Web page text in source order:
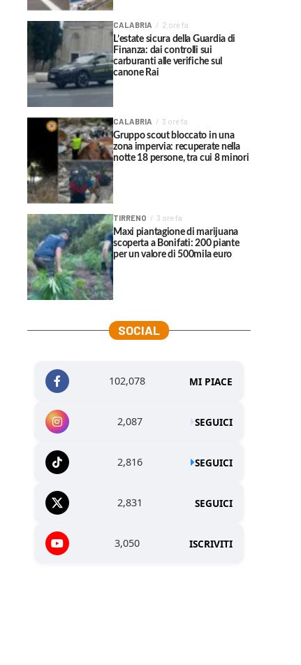
CALABRIA 2 ore fa
L’estate sicura della Guardia di
Finanza: dai controlli sui
carburanti alle verifiche sul
canone Rai
CALABRIA 3 ore fa
Gruppo scout bloccato in una
zona impervia: recuperate nella
notte 18 persone, tra cui 8 minori
TIRRENO 3 ore fa
Maxi piantagione di marijuana
scoperta a Bonifati: 200 piante
per un valore di 500mila euro
SOCIAL
102,078 MI PIACE
2,087 SEGUICI
2,816 SEGUICI
2,831 SEGUICI
3,050 ISCRIVITI